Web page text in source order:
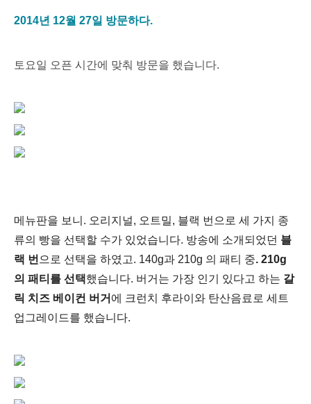
2014년 12월 27일 방문하다.
토요일 오픈 시간에 맞춰 방문을 했습니다.
메뉴판을 보니. 오리지널, 오트밀, 블랙 번으로 세 가지 종
류의 빵을 선택할 수가 있었습니다. 방송에 소개되었던 블
랙 번 으로 선택을 하였고. 140g과 210g 의 패티 중. 210g
의 패티를 선택했습니다. 버거는 가장 인기 있다고 하는 갈
릭 치즈 베이컨 버거 에 크런치 후라이와 탄산음료로 세트
업그레이드를 했습니다.